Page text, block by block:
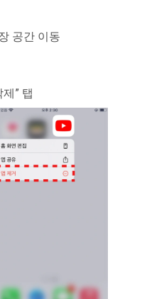
공간 이동
” 탭